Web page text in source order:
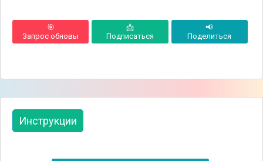
🎯
Запрос обновы
📩
Подписаться
📢
Поделиться
Инструкции